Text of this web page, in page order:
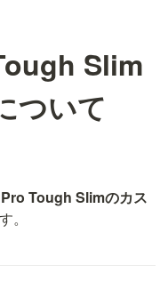
Slim
ついて
Tough Slimのカス
。